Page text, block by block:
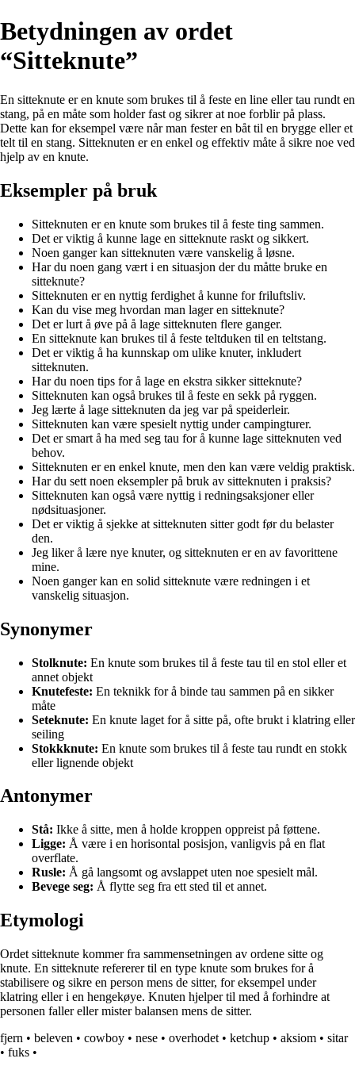
Betydningen av ordet
“Sitteknute”
En sitteknute er en knute som brukes til å feste en line eller tau rundt en
stang, på en måte som holder fast og sikrer at noe forblir på plass.
Dette kan for eksempel være når man fester en båt til en brygge eller et
telt til en stang. Sitteknuten er en enkel og effektiv måte å sikre noe ved
hjelp av en knute.
Eksempler på bruk
Sitteknuten er en knute som brukes til å feste ting sammen.
Det er viktig å kunne lage en sitteknute raskt og sikkert.
Noen ganger kan sitteknuten være vanskelig å løsne.
Har du noen gang vært i en situasjon der du måtte bruke en
sitteknute?
Sitteknuten er en nyttig ferdighet å kunne for friluftsliv.
Kan du vise meg hvordan man lager en sitteknute?
Det er lurt å øve på å lage sitteknuten flere ganger.
En sitteknute kan brukes til å feste teltduken til en teltstang.
Det er viktig å ha kunnskap om ulike knuter, inkludert
sitteknuten.
Har du noen tips for å lage en ekstra sikker sitteknute?
Sitteknuten kan også brukes til å feste en sekk på ryggen.
Jeg lærte å lage sitteknuten da jeg var på speiderleir.
Sitteknuten kan være spesielt nyttig under campingturer.
Det er smart å ha med seg tau for å kunne lage sitteknuten ved
behov.
Sitteknuten er en enkel knute, men den kan være veldig praktisk.
Har du sett noen eksempler på bruk av sitteknuten i praksis?
Sitteknuten kan også være nyttig i redningsaksjoner eller
nødsituasjoner.
Det er viktig å sjekke at sitteknuten sitter godt før du belaster
den.
Jeg liker å lære nye knuter, og sitteknuten er en av favorittene
mine.
Noen ganger kan en solid sitteknute være redningen i et
vanskelig situasjon.
Synonymer
Stolknute: En knute som brukes til å feste tau til en stol eller et
annet objekt
Knutefeste: En teknikk for å binde tau sammen på en sikker
måte
Seteknute: En knute laget for å sitte på, ofte brukt i klatring eller
seiling
Stokkknute: En knute som brukes til å feste tau rundt en stokk
eller lignende objekt
Antonymer
Stå: Ikke å sitte, men å holde kroppen oppreist på føttene.
Ligge: Å være i en horisontal posisjon, vanligvis på en flat
overflate.
Rusle: Å gå langsomt og avslappet uten noe spesielt mål.
Bevege seg: Å flytte seg fra ett sted til et annet.
Etymologi
Ordet sitteknute kommer fra sammensetningen av ordene sitte og
knute. En sitteknute refererer til en type knute som brukes for å
stabilisere og sikre en person mens de sitter, for eksempel under
klatring eller i en hengekøye. Knuten hjelper til med å forhindre at
personen faller eller mister balansen mens de sitter.
fjern • beleven • cowboy • nese • overhodet • ketchup • aksiom • sitar
• fuks •